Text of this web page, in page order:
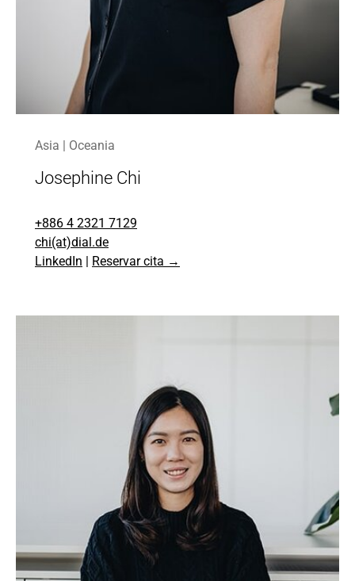
Asia | Oceania
Josephine Chi
+886 4 2321 7129
chi(at)dial.de
LinkedIn | Reservar cita →